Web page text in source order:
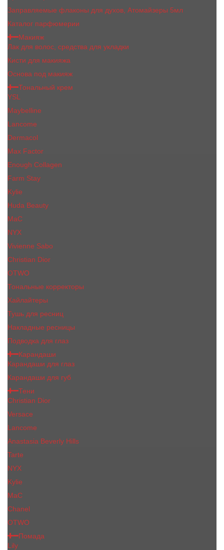
Заправляемые флаконы для духов, Атомайзеры 5мл
Каталог парфюмерии
Макияж
Лак для волос, средства для укладки
Кисти для макияжа
Основа под макияж
Тональный крем
YSL
Maybelline
Lancome
Dermacol
Max Factor
Enough Collagen
Farm Stay
Kylie
Huda Beauty
МаС
NYX
Vivienne Sabo
Сhristiаn Diоr
OTWO
Тональные корректоры
Хайлайтеры
Тушь для ресниц
Накладные ресницы
Подводка для глаз
Карандаши
Карандаши для глаз
Карандаши для губ
Тени
Christian Dior
Versace
Lancome
Anastasia Beverly Hills
Tarte
NYX
Kylie
MaC
Сhanеl
OTWO
Помада
Lily